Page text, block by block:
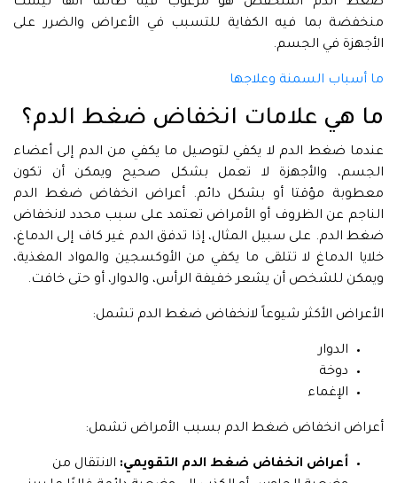
منخفضة بما فيه الكفاية للتسبب في الأعراض والضرر على
الأجهزة في الجسم.
ما أسباب السمنة وعلاجها
ما هي علامات انخفاض ضغط الدم؟
عندما ضغط الدم لا يكفي لتوصيل ما يكفي من الدم إلى أعضاء
الجسم، والأجهزة لا تعمل بشكل صحيح ويمكن أن تكون
معطوبة مؤقتا أو بشكل دائم. أعراض انخفاض ضغط الدم
الناجم عن الظروف أو الأمراض تعتمد على سبب محدد لانخفاض
ضغط الدم. على سبيل المثال، إذا تدفق الدم غير كاف إلى الدماغ،
خلايا الدماغ لا تتلقى ما يكفي من الأوكسجين والمواد المغذية،
ويمكن للشخص أن يشعر خفيفة الرأس، والدوار، أو حتى خافت.
الأعراض الأكثر شيوعاً لانخفاض ضغط الدم تشمل:
الدوار
دوخة
الإغماء
أعراض انخفاض ضغط الدم بسبب الأمراض تشمل:
أعراض انخفاض ضغط الدم التقويمي: الانتقال من